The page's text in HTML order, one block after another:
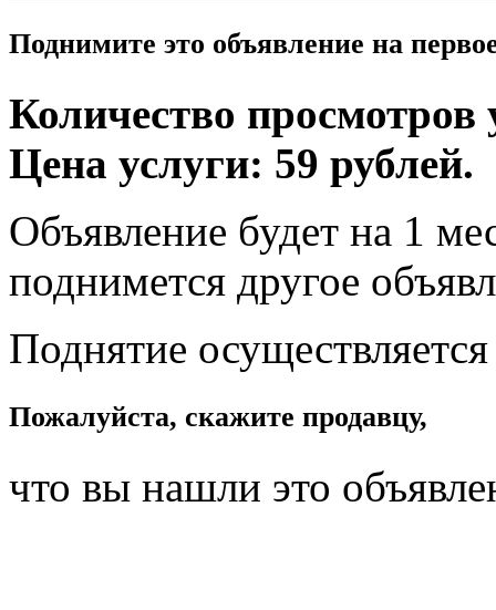
Поднимите это объявление на
Количество просмотров
Цена услуги: 59 рублей.
Объявление будет на 1
поднимется другое
Поднятие
Пожалуйста, скажите продавцу,
что вы нашли это